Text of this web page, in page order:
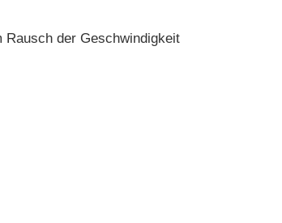
der Geschwindigkeit